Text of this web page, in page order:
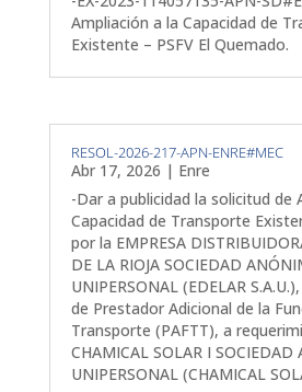
Ampliación a la Capacidad de
Existente – PSFV El Quemado.
RESOL-2026-217-APN-ENRE#MEC
Abr 17, 2026 | Enre
-Dar a publicidad la solicitud de
Capacidad de Transporte
por la EMPRESA
DE LA RIOJA SOCIEDAD
UNIPERSONAL (EDELAR
de Prestador Adicional de la
Transporte (PAFTT), a
CHAMICAL SOLAR I SOCIEDAD
UNIPERSONAL (CHAMICAL